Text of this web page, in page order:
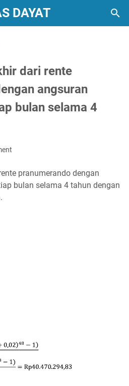
DAYAT
dari rente
angsuran
bulan selama 4
pranumerando dengan
bulan selama 4 tahun dengan